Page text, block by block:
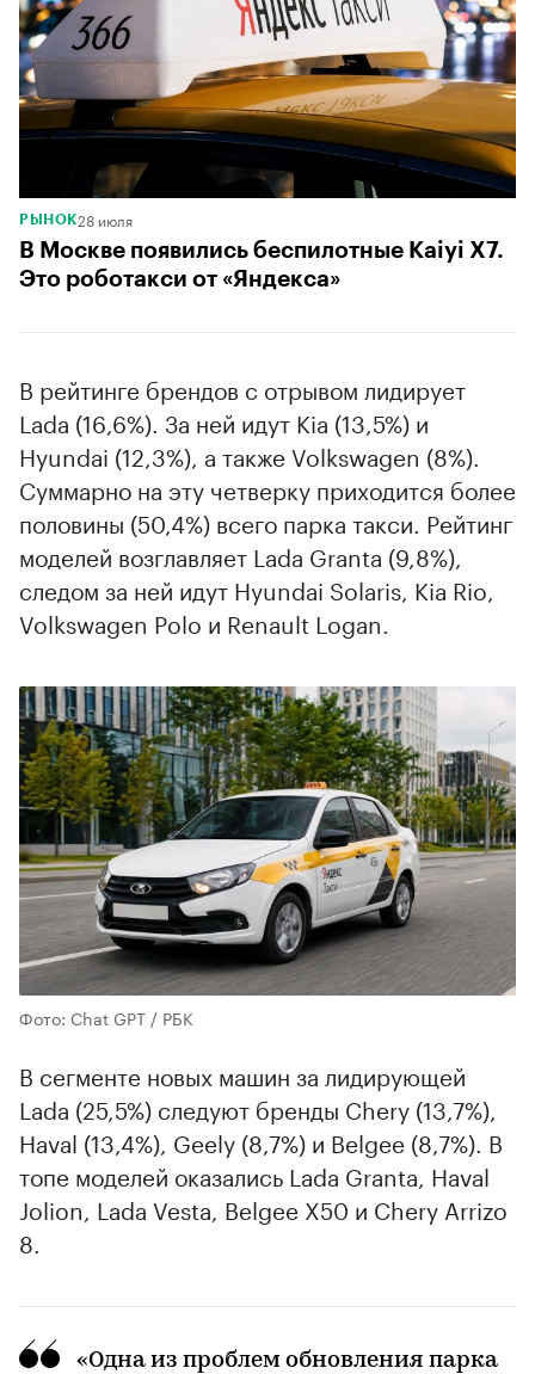
РЫНОК28 июля
В Москве появились беспилотные Kaiyi X7.
Это роботакси от «Яндекса»
В рейтинге брендов с отрывом лидирует
Lada (16,6%). За ней идут Kia (13,5%) и
Hyundai (12,3%), а также Volkswagen (8%).
Суммарно на эту четверку приходится более
половины (50,4%) всего парка такси. Рейтинг
моделей возглавляет Lada Granta (9,8%),
следом за ней идут Hyundai Solaris, Kia Rio,
Volkswagen Polo и Renault Logan.
Фото: Chat GPT / РБК
В сегменте новых машин за лидирующей
Lada (25,5%) следуют бренды Chery (13,7%),
Haval (13,4%), Geely (8,7%) и Belgee (8,7%). В
топе моделей оказались Lada Granta, Haval
Jolion, Lada Vesta, Belgee X50 и Chery Arrizo
8.
«Одна из проблем обновления парка